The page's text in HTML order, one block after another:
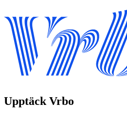
Upptäck Vrbo